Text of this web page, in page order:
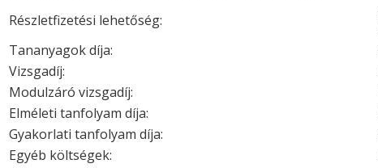
Részletfizetési lehetőség:
Tananyagok díja:
Vizsgadíj:
Modulzáró vizsgadíj:
Elméleti tanfolyam díja:
Gyakorlati tanfolyam díja:
Egyéb költségek: